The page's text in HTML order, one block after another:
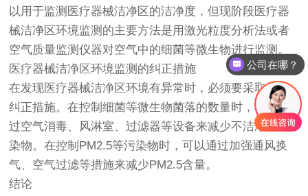
以用于监测医疗器械洁净区的洁净度，但现阶段医疗器
械洁净区环境监测的主要方法是用激光粒度分析法或者
空气质量监测仪器对空气中的细菌等微生物进行监测。
医疗器械洁净区环境监测的纠正措施
在发现医疗器械洁净区环境有异常时，必须要采取及时
纠正措施。在控制细菌等微生物菌落的数量时，可以通
过空气消毒、风淋室、过滤器等设备来减少不洁净的污
染物。在控制PM2.5等污染物时，可以通过加强通风换
气、空气过滤等措施来减少PM2.5含量。
结论
公司在哪？